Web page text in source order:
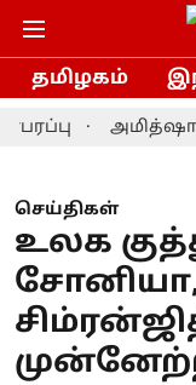
தமிழகம்
அமித்ஷா
செய்திகள்
உலக
சோனியா,